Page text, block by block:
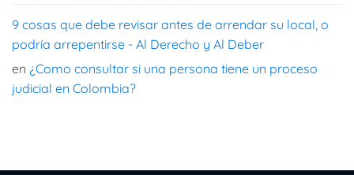
9 cosas que debe revisar antes de arrendar su local, o
podría arrepentirse - Al Derecho y Al Deber
en ¿Como consultar si una persona tiene un proceso
judicial en Colombia?